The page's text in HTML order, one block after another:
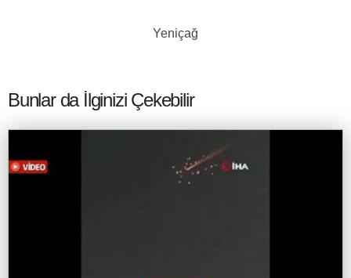
Yeniçağ
Bunlar da İlginizi Çekebilir